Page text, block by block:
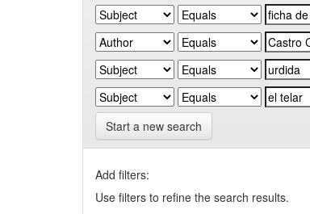
Start a new search
Add filters:
Use filters to refine the search results.